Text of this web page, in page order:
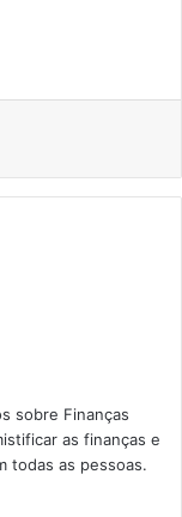
sobre Finanças
as finanças e
todas as pessoas.